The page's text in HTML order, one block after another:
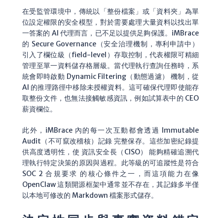
在受監管環境中，傳統以「整份檔案」或「資料夾」為單
位設定權限的安全模型，對於需要處理大量資料以找出單
一答案的 AI 代理而言，已不足以提供足夠保護。iMBrace
的 Secure Governance（安全治理機制，專利申請中）
引入了欄位級（field-level）存取控制，代表權限可精細
管理至單一資料儲存格層級。當代理執行查詢任務時，系
統會即時啟動 Dynamic Filtering（動態過濾） 機制，從
AI 的推理路徑中移除未授權資料。這可確保代理即使能存
取整份文件，也無法接觸敏感資訊，例如試算表中的 CEO
薪資欄位。
此外，iMBrace 內的每一次互動都會透過 Immutable
Audit（不可竄改稽核）記錄 完整保存。這些加密紀錄提
供高度透明性，使 資訊安全長（CISO） 能夠精確追溯代
理執行特定決策的原因與過程。此等級的可追蹤性是符合
SOC 2 合規要求 的核心條件之一，而這項能力在像
OpenClaw 這類開源框架中通常並不存在，其記錄多半僅
以本地可修改的 Markdown 檔案形式儲存。